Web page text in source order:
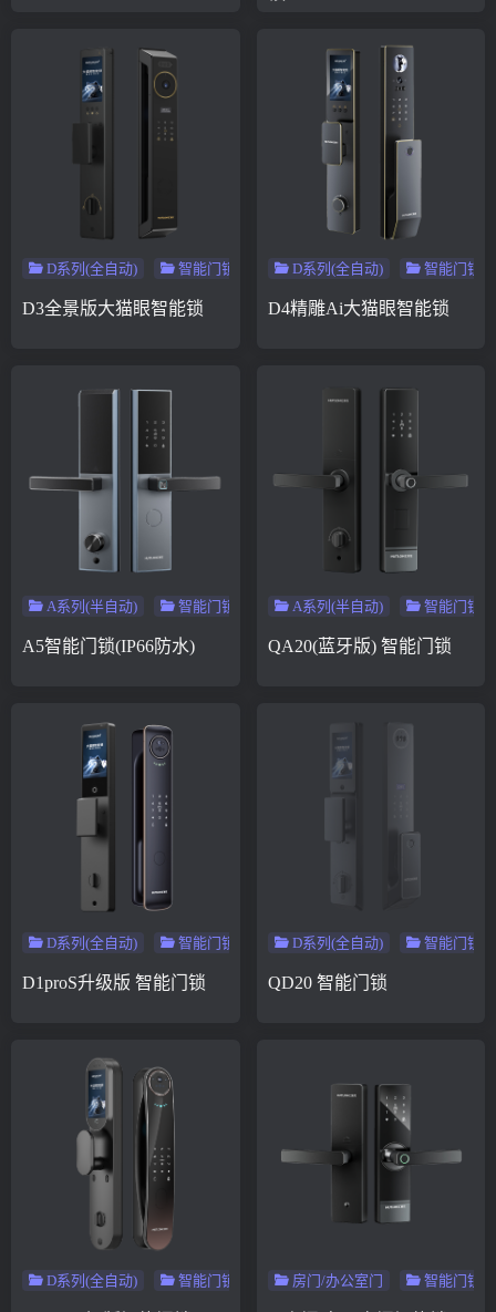
D系列(全自动) 智能门锁
D3全景版大猫眼智能锁
D系列(全自动) 智能门锁
D4精雕Ai大猫眼智能锁
A系列(半自动) 智能门锁
A5智能门锁(IP66防水)
A系列(半自动) 智能门锁
QA20(蓝牙版) 智能门锁
D系列(全自动) 智能门锁
D1proS升级版 智能门锁
D系列(全自动) 智能门锁
QD20 智能门锁
D系列(全自动) 智能门锁 房门/办公室门 智能门锁